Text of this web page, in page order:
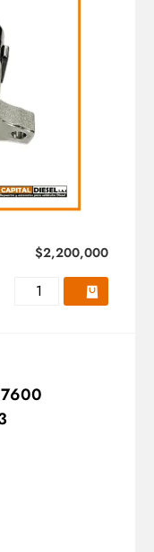
$2,200,000